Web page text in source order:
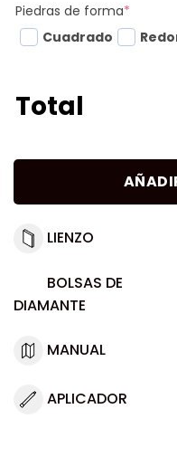
Piedras de forma*
Cuadrado
Total
LIENZO
BOLSAS DE
DIAMANTE
MANUAL
APLICADOR